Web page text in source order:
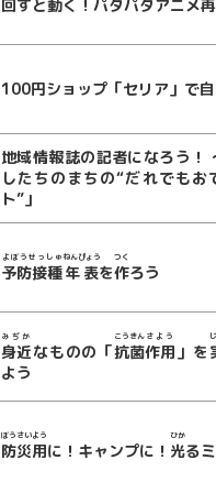
回すと動く！パタパタアニメ
100円ショップ「セリア」で
地域情報誌の記者になろう！
したちのまちの“だれでもお
ト”」
予防接種
よぼうせっしゅ
年表
ねんぴょう
を作
つく
ろう
身近
みぢか
なものの「抗菌
こうきん
作用
さよう
」を
よう
防災
ぼうさい
用
よう
に！キャンプに！ 光
ひか
る